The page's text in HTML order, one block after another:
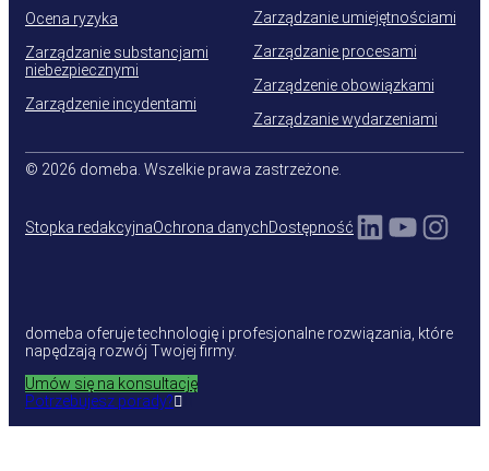
Ocena ryzyka
Zarządzanie substancjami
niebezpiecznymi
Zarządzenie incydentami
Zarządzanie umiejętnościami
Zarządzanie procesami
Zarządzenie obowiązkami
Zarządzanie wydarzeniami
© 2026 domeba. Wszelkie prawa zastrzeżone.
Stopka redakcyjnaOchrona danychDostępnośćLinkedIn
domeba oferuje technologię i profesjonalne rozwiązania, które
napędzają rozwój Twojej firmy.
Umów się na konsultację
Potrzebujesz porady?